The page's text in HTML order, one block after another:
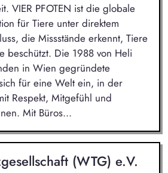
VIER PFOTEN ist die globale
für Tiere unter direktem
die Missstände erkennt, Tiere
beschützt. Die 1988 von Heli
in Wien gegründete
für eine Welt ein, in der
Respekt, Mitgefühl und
Mit Büros...
(WTG) e.V.